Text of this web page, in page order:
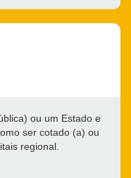
ou um Estado e
ser cotado (a) ou
regional.